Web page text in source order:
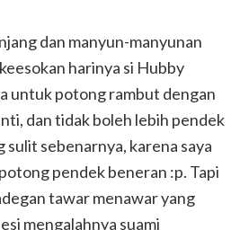
dan manyun-manyunan
harinya si Hubby
untuk potong rambut dengan
dan tidak boleh lebih pendek
sulit sebenarnya, karena saya
pendek beneran :p. Tapi
tawar menawar yang
mengalahnya suami